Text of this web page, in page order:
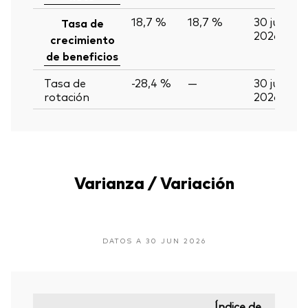
Tasa de
crecimiento
de beneficios
18,7 % 18,7 %
30 jun
2026
Tasa de
rotación
-28,4 % —
30 jun
2026
Varianza / Variación
DATOS A 30 JUN 2026